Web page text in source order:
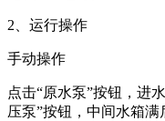
2、运行操作
手动操作
点击“原水泵”按钮，进
压泵”按钮，中间水箱